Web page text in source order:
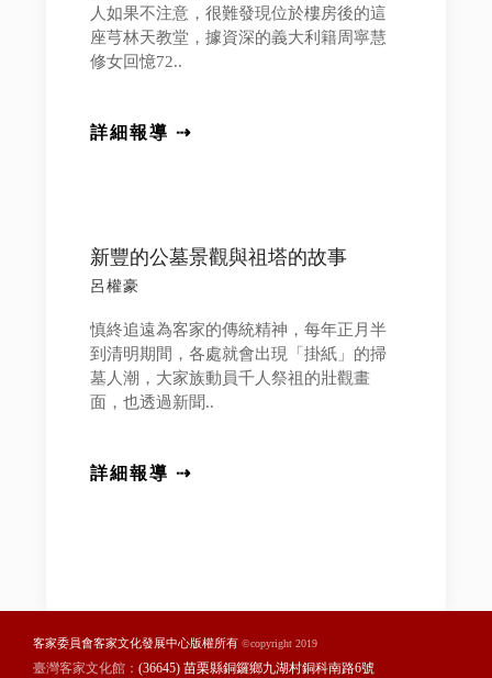
人如果不注意，很難發現位於樓房後的這
座芎林天教堂，據資深的義大利籍周寧慧
修女回憶72..
詳細報導 ⇢
新豐的公墓景觀與祖塔的故事
呂權豪
慎終追遠為客家的傳統精神，每年正月半
到清明期間，各處就會出現「掛紙」的掃
墓人潮，大家族動員千人祭祖的壯觀畫
面，也透過新聞..
詳細報導 ⇢
客家委員會客家文化發展中心版權所有 ©copyright 2019
臺灣客家文化館： (36645) 苗栗縣銅鑼鄉九湖村銅科南路6號